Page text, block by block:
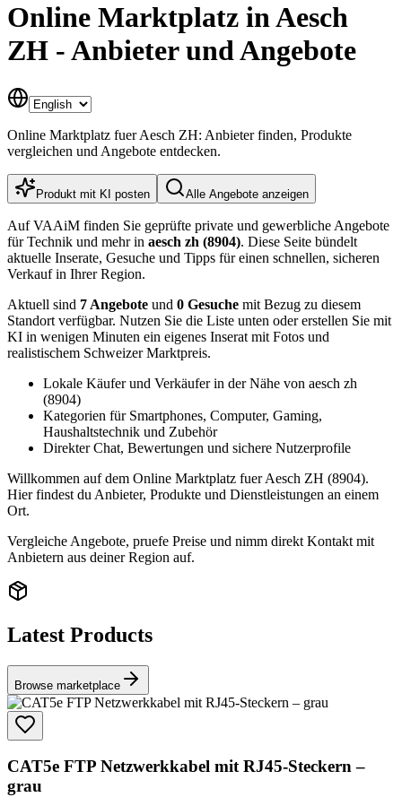
Online Marktplatz in Aesch
ZH - Anbieter und Angebote
Online Marktplatz fuer Aesch ZH: Anbieter finden, Produkte
vergleichen und Angebote entdecken.
Produkt mit KI posten Alle Angebote anzeigen
Auf VAAiM finden Sie geprüfte private und gewerbliche Angebote
für Technik und mehr in aesch zh (8904). Diese Seite bündelt
aktuelle Inserate, Gesuche und Tipps für einen schnellen, sicheren
Verkauf in Ihrer Region.
Aktuell sind 7 Angebote und 0 Gesuche mit Bezug zu diesem
Standort verfügbar. Nutzen Sie die Liste unten oder erstellen Sie mit
KI in wenigen Minuten ein eigenes Inserat mit Fotos und
realistischem Schweizer Marktpreis.
Lokale Käufer und Verkäufer in der Nähe von aesch zh
(8904)
Kategorien für Smartphones, Computer, Gaming,
Haushaltstechnik und Zubehör
Direkter Chat, Bewertungen und sichere Nutzerprofile
Willkommen auf dem Online Marktplatz fuer Aesch ZH (8904).
Hier findest du Anbieter, Produkte und Dienstleistungen an einem
Ort.
Vergleiche Angebote, pruefe Preise und nimm direkt Kontakt mit
Anbietern aus deiner Region auf.
Latest Products
Browse marketplace
CAT5e FTP Netzwerkkabel mit RJ45-Steckern –
grau